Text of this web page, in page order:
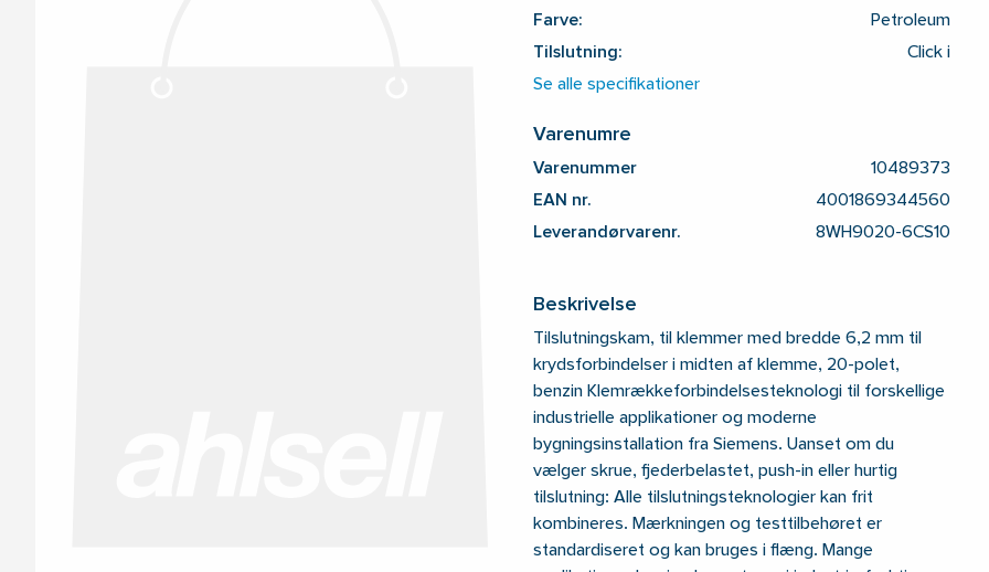
Farve: Petroleum
Tilslutning: Click i
Se alle specifikationer
Varenumre
Varenummer 10489373
EAN nr. 4001869344560
Leverandørvarenr. 8WH9020-6CS10
Beskrivelse
Tilslutningskam, til klemmer med bredde 6,2 mm til
krydsforbindelser i midten af ​​klemme, 20-polet,
benzin Klemrækkeforbindelsesteknologi til forskellige
industrielle applikationer og moderne
bygningsinstallation fra Siemens. Uanset om du
vælger skrue, fjederbelastet, push-in eller hurtig
tilslutning: Alle tilslutningsteknologier kan frit
kombineres. Mærkningen og testtilbehøret er
standardiseret og kan bruges i flæng. Mange